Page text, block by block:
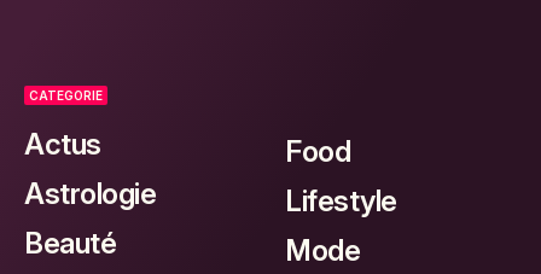
CATEGORIE
Actus
Astrologie
Beauté
Food
Lifestyle
Mode